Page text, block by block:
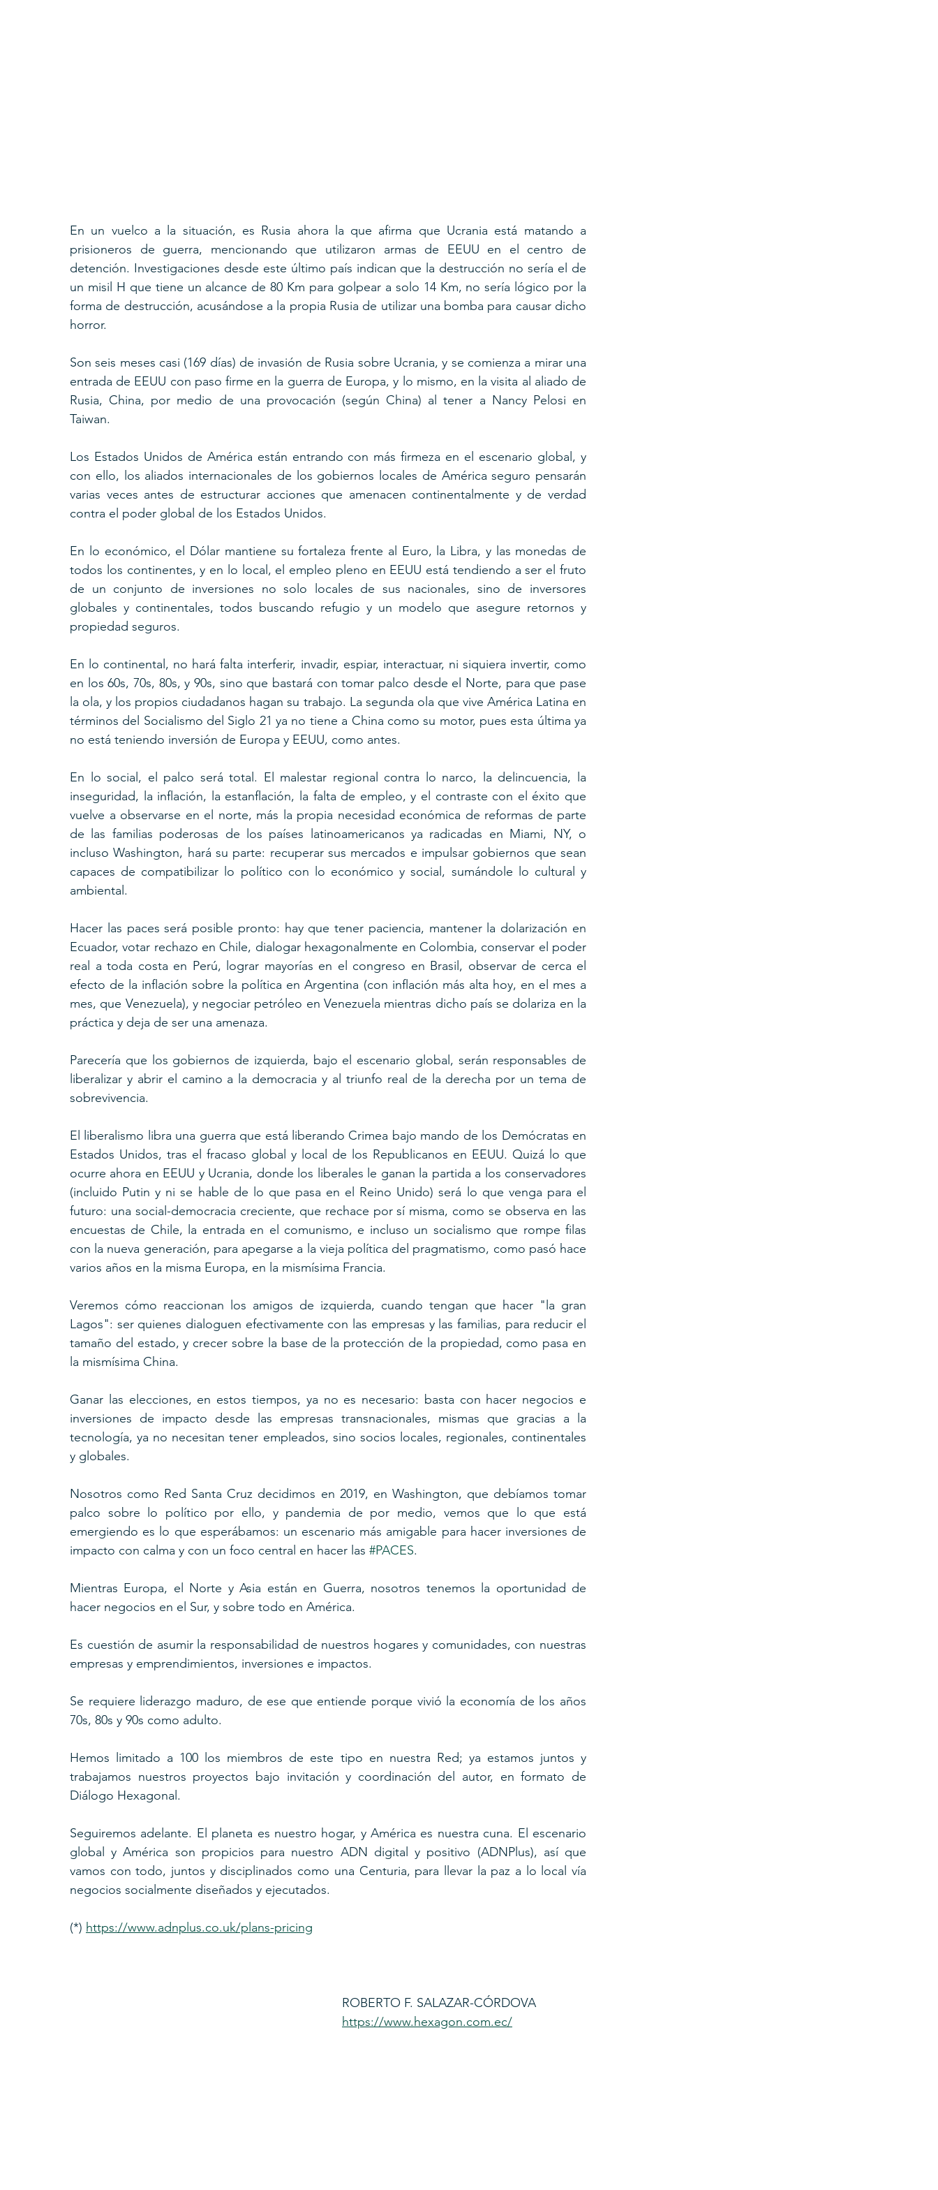
En un vuelco a la situación, es Rusia ahora la que afirma que Ucrania está matando a
prisioneros de guerra, mencionando que utilizaron armas de EEUU en el centro de
detención. Investigaciones desde este último país indican que la destrucción no sería el de
un misil H que tiene un alcance de 80 Km para golpear a solo 14 Km, no sería lógico por la
forma de destrucción, acusándose a la propia Rusia de utilizar una bomba para causar dicho
horror.
Son seis meses casi (169 días) de invasión de Rusia sobre Ucrania, y se comienza a mirar una
entrada de EEUU con paso firme en la guerra de Europa, y lo mismo, en la visita al aliado de
Rusia, China, por medio de una provocación (según China) al tener a Nancy Pelosi en
Taiwan.
Los Estados Unidos de América están entrando con más firmeza en el escenario global, y
con ello, los aliados internacionales de los gobiernos locales de América seguro pensarán
varias veces antes de estructurar acciones que amenacen continentalmente y de verdad
contra el poder global de los Estados Unidos.
En lo económico, el Dólar mantiene su fortaleza frente al Euro, la Libra, y las monedas de
todos los continentes, y en lo local, el empleo pleno en EEUU está tendiendo a ser el fruto
de un conjunto de inversiones no solo locales de sus nacionales, sino de inversores
globales y continentales, todos buscando refugio y un modelo que asegure retornos y
propiedad seguros.
En lo continental, no hará falta interferir, invadir, espiar, interactuar, ni siquiera invertir, como
en los 60s, 70s, 80s, y 90s, sino que bastará con tomar palco desde el Norte, para que pase
la ola, y los propios ciudadanos hagan su trabajo. La segunda ola que vive América Latina en
términos del Socialismo del Siglo 21 ya no tiene a China como su motor, pues esta última ya
no está teniendo inversión de Europa y EEUU, como antes.
En lo social, el palco será total. El malestar regional contra lo narco, la delincuencia, la
inseguridad, la inflación, la estanflación, la falta de empleo, y el contraste con el éxito que
vuelve a observarse en el norte, más la propia necesidad económica de reformas de parte
de las familias poderosas de los países latinoamericanos ya radicadas en Miami, NY, o
incluso Washington, hará su parte: recuperar sus mercados e impulsar gobiernos que sean
capaces de compatibilizar lo político con lo económico y social, sumándole lo cultural y
ambiental.
Hacer las paces será posible pronto: hay que tener paciencia, mantener la dolarización en
Ecuador, votar rechazo en Chile, dialogar hexagonalmente en Colombia, conservar el poder
real a toda costa en Perú, lograr mayorías en el congreso en Brasil, observar de cerca el
efecto de la inflación sobre la política en Argentina (con inflación más alta hoy, en el mes a
mes, que Venezuela), y negociar petróleo en Venezuela mientras dicho país se dolariza en la
práctica y deja de ser una amenaza.
Parecería que los gobiernos de izquierda, bajo el escenario global, serán responsables de
liberalizar y abrir el camino a la democracia y al triunfo real de la derecha por un tema de
sobrevivencia.
El liberalismo libra una guerra que está liberando Crimea bajo mando de los Demócratas en
Estados Unidos, tras el fracaso global y local de los Republicanos en EEUU. Quizá lo que
ocurre ahora en EEUU y Ucrania, donde los liberales le ganan la partida a los conservadores
(incluido Putin y ni se hable de lo que pasa en el Reino Unido) será lo que venga para el
futuro: una social-democracia creciente, que rechace por sí misma, como se observa en las
encuestas de Chile, la entrada en el comunismo, e incluso un socialismo que rompe filas
con la nueva generación, para apegarse a la vieja política del pragmatismo, como pasó hace
varios años en la misma Europa, en la mismísima Francia.
Veremos cómo reaccionan los amigos de izquierda, cuando tengan que hacer "la gran
Lagos": ser quienes dialoguen efectivamente con las empresas y las familias, para reducir el
tamaño del estado, y crecer sobre la base de la protección de la propiedad, como pasa en
la mismísima China.
Ganar las elecciones, en estos tiempos, ya no es necesario: basta con hacer negocios e
inversiones de impacto desde las empresas transnacionales, mismas que gracias a la
tecnología, ya no necesitan tener empleados, sino socios locales, regionales, continentales
y globales.
Nosotros como Red Santa Cruz decidimos en 2019, en Washington, que debíamos tomar
palco sobre lo político por ello, y pandemia de por medio, vemos que lo que está
emergiendo es lo que esperábamos: un escenario más amigable para hacer inversiones de
impacto con calma y con un foco central en hacer las #PACES.
Mientras Europa, el Norte y Asia están en Guerra, nosotros tenemos la oportunidad de
hacer negocios en el Sur, y sobre todo en América.
Es cuestión de asumir la responsabilidad de nuestros hogares y comunidades, con nuestras
empresas y emprendimientos, inversiones e impactos.
Se requiere liderazgo maduro, de ese que entiende porque vivió la economía de los años
70s, 80s y 90s como adulto.
Hemos limitado a 100 los miembros de este tipo en nuestra Red; ya estamos juntos y
trabajamos nuestros proyectos bajo invitación y coordinación del autor, en formato de
Diálogo Hexagonal.
Seguiremos adelante. El planeta es nuestro hogar, y América es nuestra cuna. El escenario
global y América son propicios para nuestro ADN digital y positivo (ADNPlus), así que
vamos con todo, juntos y disciplinados como una Centuria, para llevar la paz a lo local vía
negocios socialmente diseñados y ejecutados.
(*) https://www.adnplus.co.uk/plans-pricing
ROBERTO F. SALAZAR-CÓRDOVA
https://www.hexagon.com.ec/